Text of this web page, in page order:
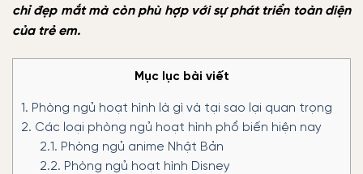
chỉ đẹp mắt mà còn phù hợp với sự phát triển toàn diện
của trẻ em.
Mục lục bài viết
1. Phòng ngủ hoạt hình là gì và tại sao lại quan trọng
2. Các loại phòng ngủ hoạt hình phổ biến hiện nay
2.1. Phòng ngủ anime Nhật Bản
2.2. Phòng ngủ hoạt hình Disney